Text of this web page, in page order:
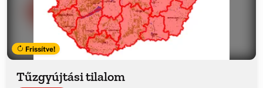
Frissítve!
Tűzgyújtási tilalom